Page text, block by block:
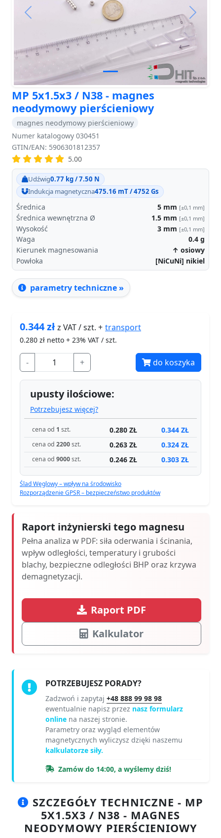
Previous Next
MP 5x1.5x3 / N38 - magnes
neodymowy pierścieniowy
magnes neodymowy pierścieniowy
Numer katalogowy 030451
GTIN/EAN: 5906301812357
5.00
Udźwig0.77 kg / 7.50 N
Indukcja magnetyczna475.16 mT / 4752 Gs
Średnica 5 mm [±0,1 mm]
Średnica wewnętrzna Ø 1.5 mm [±0,1 mm]
Wysokość 3 mm [±0,1 mm]
Waga 0.4 g
Kierunek magnesowania
↑ osiowy
Powłoka
[NiCuNi] nikiel
parametry techniczne »
0.344złz VAT / szt. + transport
0.280 zł netto + 23% VAT / szt.
- + do koszyka
upusty ilościowe:
Potrzebujesz więcej?
cena od 1 szt. 0.280 ZŁ 0.344 ZŁ
cena od 2200szt. 0.263 ZŁ 0.324 ZŁ
cena od 9000szt. 0.246 ZŁ 0.303 ZŁ
Ślad Węglowy – wpływ na środowisko
Rozporządzenie GPSR – bezpieczeństwo produktów
Raport inżynierski tego magnesu
Pełna analiza w PDF: siła oderwania i ścinania,
wpływ odległości, temperatury i grubości
blachy, bezpieczne odległości BHP oraz krzywa
demagnetyzacji.
Raport PDF
Kalkulator
POTRZEBUJESZ PORADY?
Zadzwoń i zapytaj +48 888 99 98 98
ewentualnie napisz przez nasz formularz
online na naszej stronie.
Parametry oraz wygląd elementów
magnetycznych wyliczysz dzięki naszemu
kalkulatorze siły.
Zamów do 14:00, a wyślemy dziś!
SZCZEGÓŁY TECHNICZNE - MP
5X1.5X3 / N38 - MAGNES
NEODYMOWY PIERŚCIENIOWY